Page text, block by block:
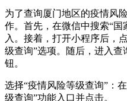
为了查询厦门地区的疫情风
作。首先，在微信中搜索“
入。接着，打开小程序后，
级查询”选项。随后，进入查
钮。
选择“疫情风险等级查询”：
级查询”功能入口并点击。